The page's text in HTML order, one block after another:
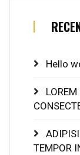
Hello
TEMPOR